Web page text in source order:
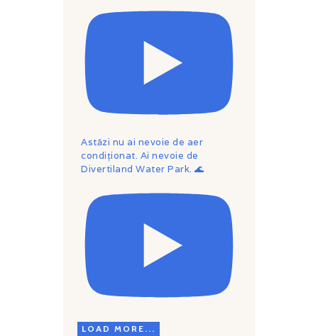
Astăzi nu ai nevoie de aer
condiționat. Ai nevoie de
Divertiland Water Park. 🌊
LOAD MORE...